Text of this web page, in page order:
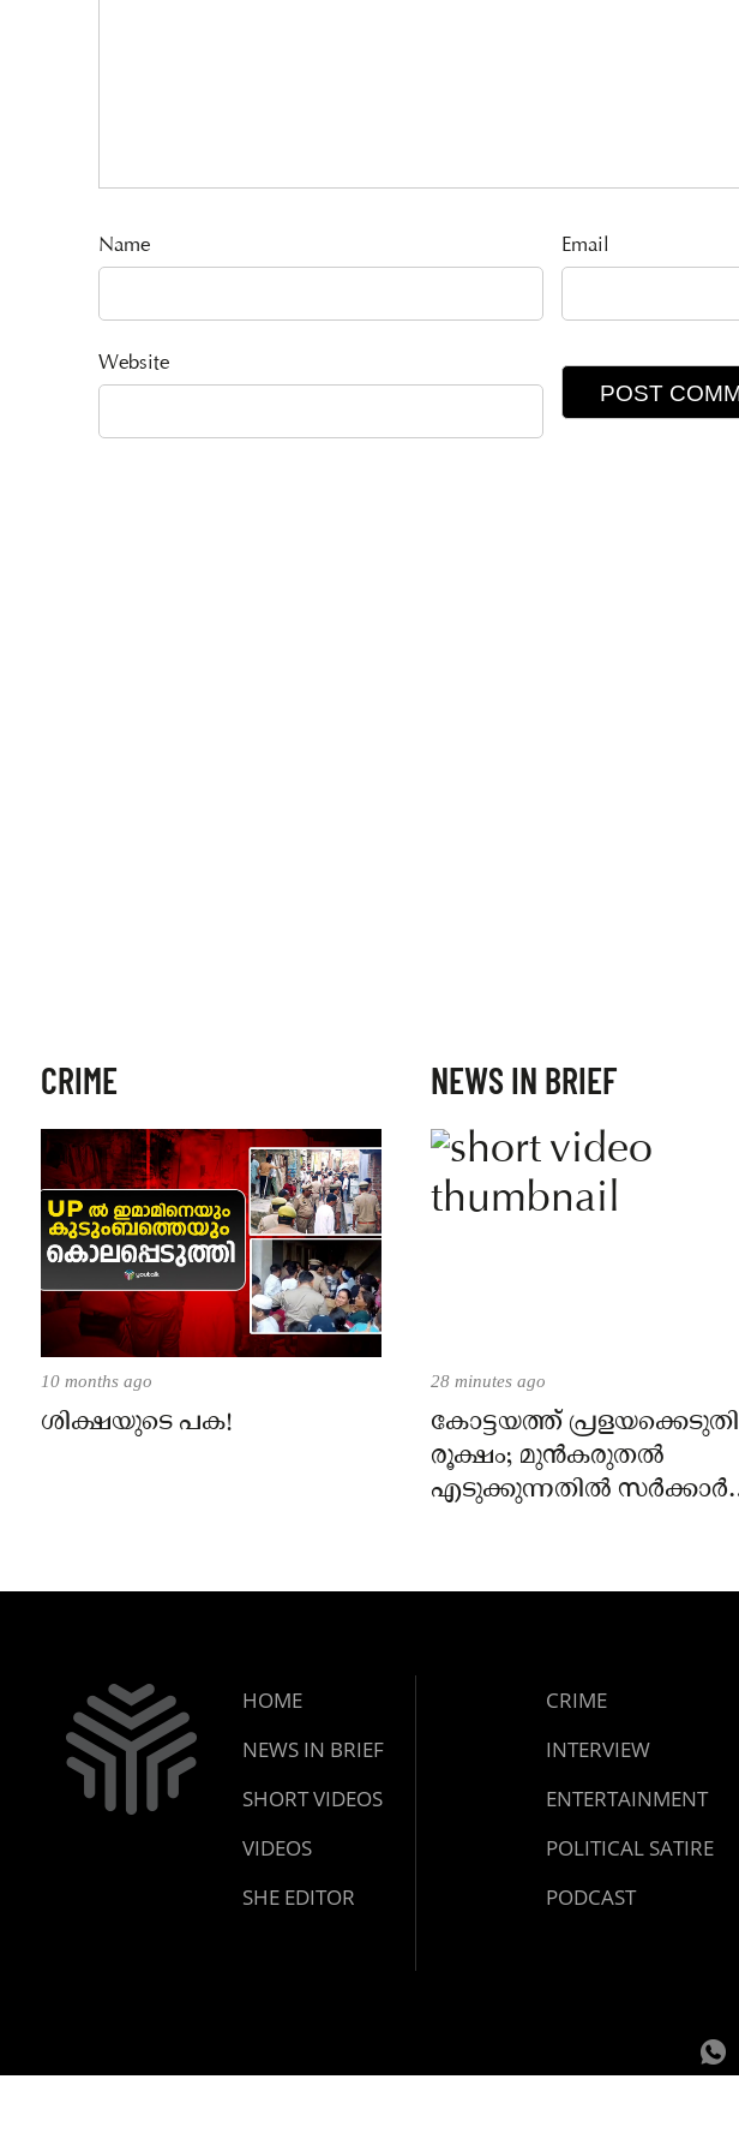
Name Email
Website
CRIME
10 months ago
ശിക്ഷയുടെ പക!
NEWS IN BRIEF
28 minutes ago
കോട്ടയത്ത് പ്രളയക്കെടുതി
രൂക്ഷം; മുൻകരുതൽ
എടുക്കുന്നതിൽ സർക്കാർ
HOME
NEWS IN BRIEF
SHORT VIDEOS
VIDEOS
SHE EDITOR
CRIME
INTERVIEW
ENTERTAINMENT
POLITICAL SATIRE
PODCAST